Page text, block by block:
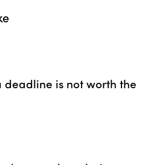
is not worth the